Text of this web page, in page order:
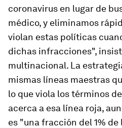
coronavirus en lugar de
médico, y eliminamos
violan estas políticas
dichas infracciones",
multinacional. La
mismas líneas maestras
lo que viola los términos
acerca a esa línea roja,
es "una fracción del 1% de